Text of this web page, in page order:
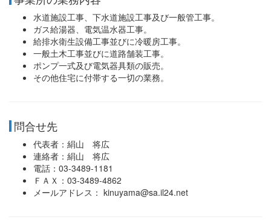
水道施設工事、下水道施設工事及び一般管工事。
ガス給湯器、電気温水器工事。
給排水衛生設備工事並びに冷暖房工事。
一般土木工事並びに道路舗装工事。
ポンプ一式及び電気器具類の販売。
その他住宅に付帯する一切の業務。
問合せ先
代表者：絹山 将広
連絡者：絹山 将広
電話：03-3489-1181
ＦＡＸ：03-3489-4862
メールアドレス： kinuyama@sa.il24.net